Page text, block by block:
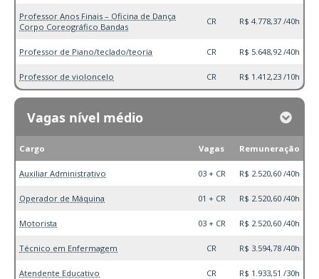
Professor Anos Finais – Oficina de Dança
Corpo Coreográfico Bandas
CR R$ 4.778,37 /40h
Professor de Piano/teclado/teoria CR R$ 5.648,92 /40h
Professor de violoncelo CR R$ 1.412,23 /10h
Vagas nível médio
Cargo Vagas Remuneração
Auxiliar Administrativo 03 + CR R$ 2.520,60 /40h
Operador de Máquina 01 + CR R$ 2.520,60 /40h
Motorista 03 + CR R$ 2.520,60 /40h
Técnico em Enfermagem CR R$ 3.594,78 /40h
Atendente Educativo CR R$ 1.933,51 /30h